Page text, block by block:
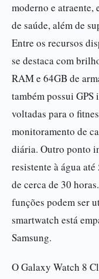
moderno e atraente,
de saúde, além de
Entre os recursos
se destaca com
RAM e 64GB de
também possui
voltadas para o
monitoramento de
diária. Outro ponto
resistente à água
de cerca de 30
funções podem ser
smartwatch está
Samsung.
O Galaxy Watch 8